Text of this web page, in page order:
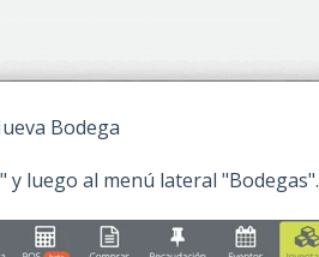
Bodega
luego al menú lateral "Bodegas".